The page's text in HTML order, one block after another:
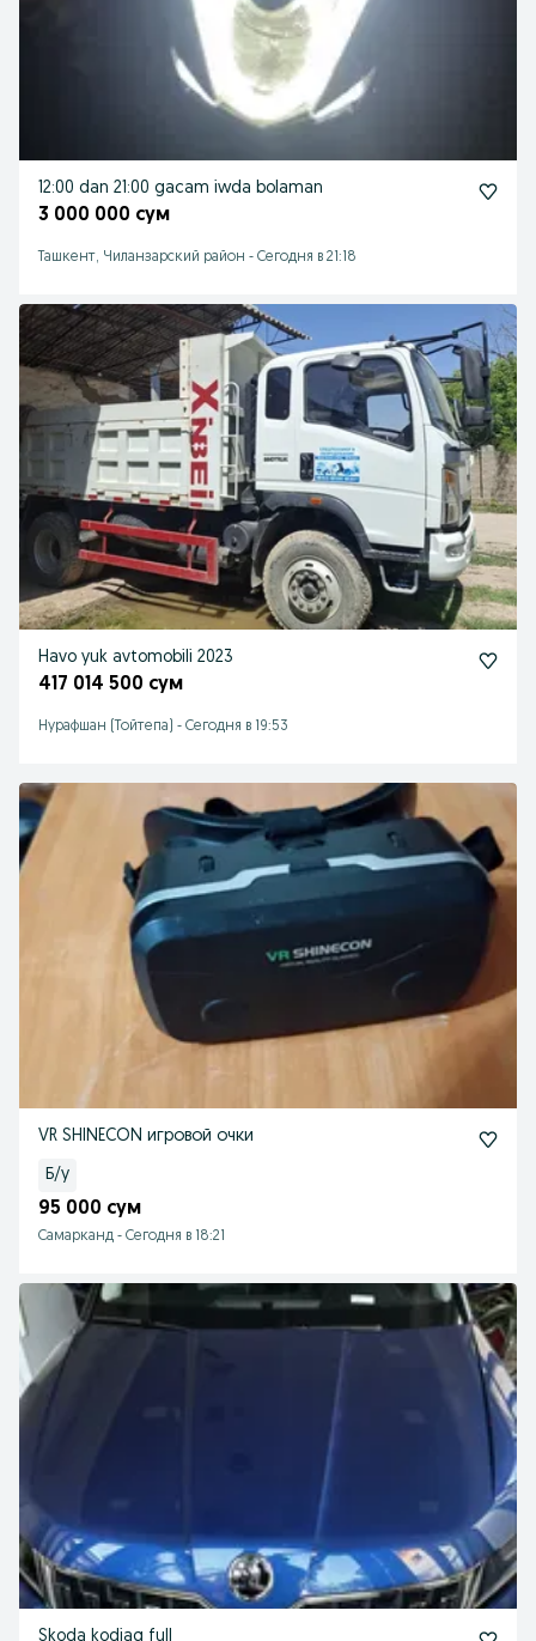
12:00 dan 21:00 gacam iwda bolaman
3 000 000 сум
Ташкент, Чиланзарский район - Сегодня в 21:18
Havo yuk avtomobili 2023
417 014 500 сум
Нурафшан (Тойтепа) - Сегодня в 19:53
VR SHINECON игровой очки
Б/у
95 000 сум
Самарканд - Сегодня в 18:21
Skoda kodiaq full